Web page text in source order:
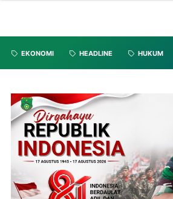
EKONOMI HEADLINE HUKUM